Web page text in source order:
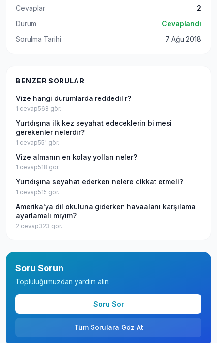
Cevaplar
2
Durum
Cevaplandı
Sorulma Tarihi
7 Ağu 2018
BENZER SORULAR
Vize hangi durumlarda reddedilir?
1 cevap568 gör.
Yurtdışına ilk kez seyahat edeceklerin bilmesi
gerekenler nelerdir?
1 cevap551 gör.
Vize almanın en kolay yolları neler?
1 cevap518 gör.
Yurtdışına seyahat ederken nelere dikkat etmeli?
1 cevap515 gör.
Amerika'ya dil okuluna giderken havaalanı karşılama
ayarlamalı mıyım?
2 cevap323 gör.
Soru Sorun
Topluluğumuzdan yardım alın.
Soru Sor
Tüm Sorulara Göz At